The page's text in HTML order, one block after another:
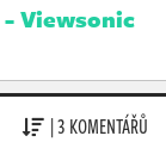
Viewsonic
| 3 KOMENTÁŘŮ